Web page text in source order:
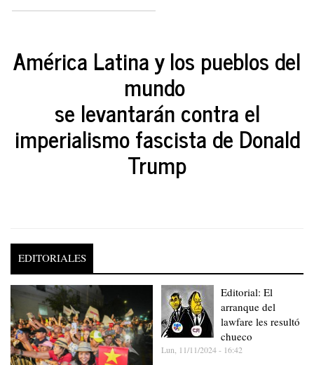
América Latina y los pueblos del
mundo
se levantarán contra el
imperialismo fascista de Donald
Trump
EDITORIALES
Editorial: El
arranque del
lawfare les resultó
chueco
Lun, 11/11/2024 - 16:42